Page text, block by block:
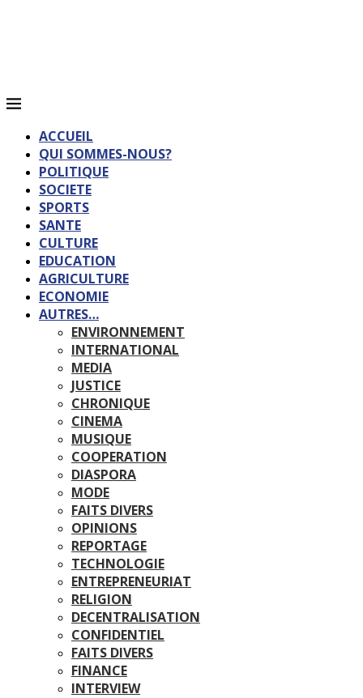
ACCUEIL
QUI SOMMES-NOUS?
POLITIQUE
SOCIETE
SPORTS
SANTE
CULTURE
EDUCATION
AGRICULTURE
ECONOMIE
AUTRES…
ENVIRONNEMENT
INTERNATIONAL
MEDIA
JUSTICE
CHRONIQUE
CINEMA
MUSIQUE
COOPERATION
DIASPORA
MODE
FAITS DIVERS
OPINIONS
REPORTAGE
TECHNOLOGIE
ENTREPRENEURIAT
RELIGION
DECENTRALISATION
CONFIDENTIEL
FAITS DIVERS
FINANCE
INTERVIEW